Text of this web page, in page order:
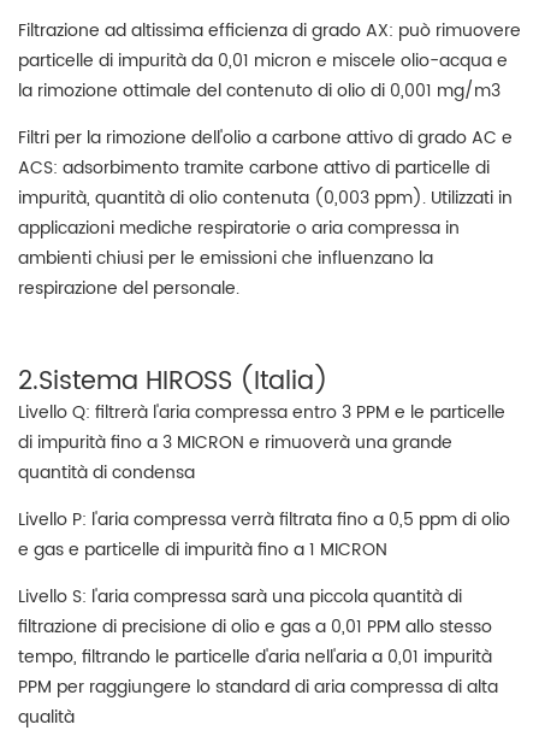
Filtrazione ad altissima efficienza di grado AX: può rimuovere
particelle di impurità da 0,01 micron e miscele olio-acqua e
la rimozione ottimale del contenuto di olio di 0,001 mg/m3
Filtri per la rimozione dell'olio a carbone attivo di grado AC e
ACS: adsorbimento tramite carbone attivo di particelle di
impurità, quantità di olio contenuta (0,003 ppm). Utilizzati in
applicazioni mediche respiratorie o aria compressa in
ambienti chiusi per le emissioni che influenzano la
respirazione del personale.
2.Sistema HIROSS (Italia)
Livello Q: filtrerà l'aria compressa entro 3 PPM e le particelle
di impurità fino a 3 MICRON e rimuoverà una grande
quantità di condensa
Livello P: l'aria compressa verrà filtrata fino a 0,5 ppm di olio
e gas e particelle di impurità fino a 1 MICRON
Livello S: l'aria compressa sarà una piccola quantità di
filtrazione di precisione di olio e gas a 0,01 PPM allo stesso
tempo, filtrando le particelle d'aria nell'aria a 0,01 impurità
PPM per raggiungere lo standard di aria compressa di alta
qualità